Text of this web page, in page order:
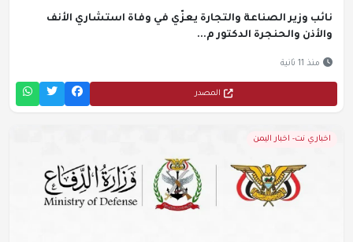
نائب وزير الصناعة والتجارة يعزّي في وفاة استشاري الأنف
والأذن والحنجرة الدكتور م...
منذ 11 ثانية
المصدر
اخباري نت- اخبار اليمن